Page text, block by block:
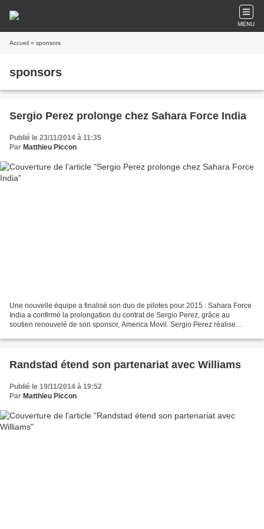
MENU
Accueil » sponsors
sponsors
Sergio Perez prolonge chez Sahara Force India
Publié le 23/11/2014 à 11:35
Par Matthieu Piccon
Une nouvelle équipe a finalisé son duo de pilotes pour 2015 : Sahara Force
India a confirmé la prolongation du contrat de Sergio Perez, grâce au
soutien renouvelé de son sponsor, America Movil. Sergio Perez réalise
Randstad étend son partenariat avec Williams
Publié le 19/11/2014 à 19:52
Par Matthieu Piccon